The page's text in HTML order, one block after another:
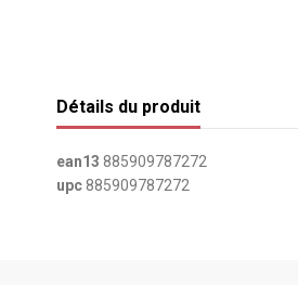
Détails du produit
ean13 885909787272
upc885909787272